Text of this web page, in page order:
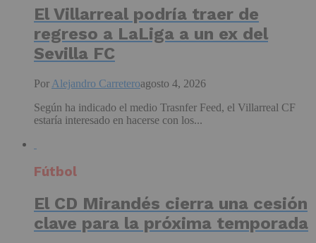
El Villarreal podría traer de
regreso a LaLiga a un ex del
Sevilla FC
Por Alejandro Carreteroagosto 4, 2026
Según ha indicado el medio Trasnfer Feed, el Villarreal CF
estaría interesado en hacerse con los...
Fútbol
El CD Mirandés cierra una cesión
clave para la próxima temporada